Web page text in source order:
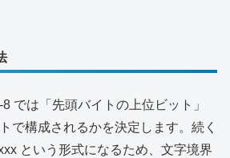
では「先頭バイトの上位ビット」
で構成されるかを決定します。続く
という形式になるため、文字境界